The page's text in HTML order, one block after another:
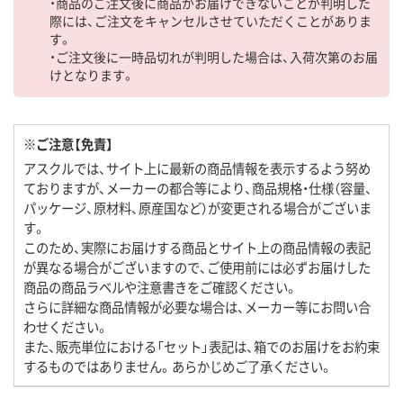
際には、ご注文をキャンセルさせていただくことがありま
す。
・ご注文後に一時品切れが判明した場合は、入荷次第のお届
けとなります。
※ご注意【免責】
アスクルでは、サイト上に最新の商品情報を表示するよう努め
ておりますが、メーカーの都合等により、商品規格・仕様（容量、
パッケージ、原材料、原産国など）が変更される場合がございま
す。
このため、実際にお届けする商品とサイト上の商品情報の表記
が異なる場合がございますので、ご使用前には必ずお届けした
商品の商品ラベルや注意書きをご確認ください。
さらに詳細な商品情報が必要な場合は、メーカー等にお問い合
わせください。
また、販売単位における「セット」表記は、箱でのお届けをお約束
するものではありません。あらかじめご了承ください。